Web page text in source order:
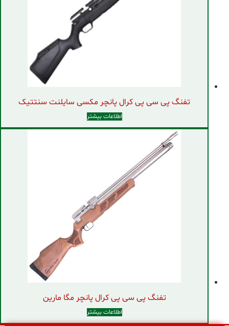
تفنگ پی سی پی کرال پانچر مکسی سایلنت سنتتیک
اطلاعات بیشتر
تفنگ پی سی پی کرال پانچر مگا مارین
اطلاعات بیشتر